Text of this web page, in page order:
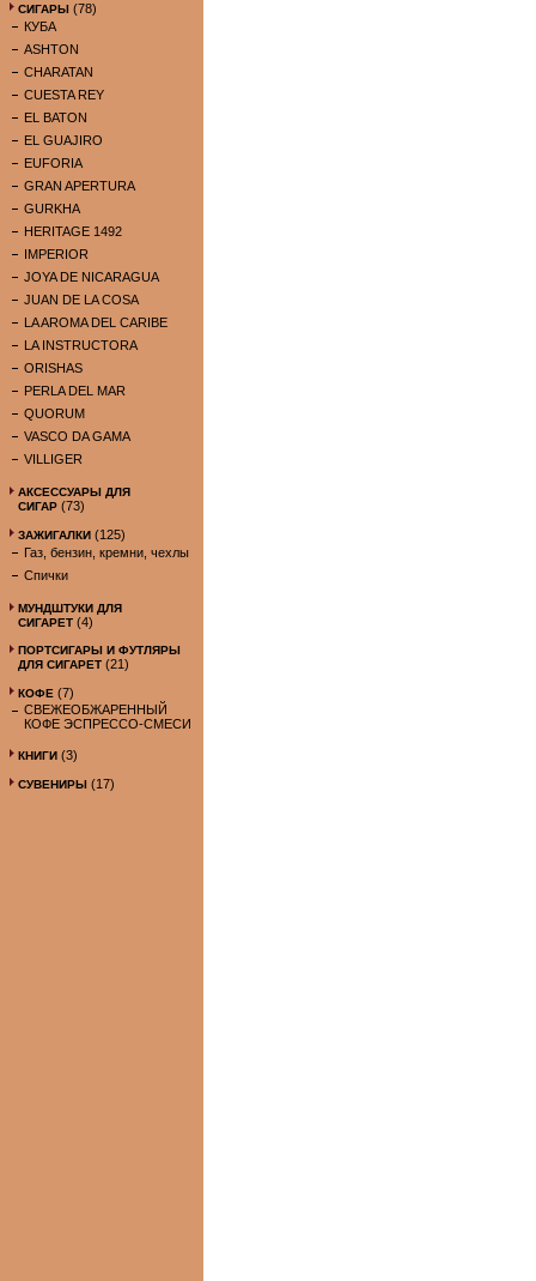
СИГАРЫ (78)
КУБА
ASHTON
CHARATAN
CUESTA REY
EL BATON
EL GUAJIRO
EUFORIA
GRAN APERTURA
GURKHA
HERITAGE 1492
IMPERIOR
JOYA DE NICARAGUA
JUAN DE LA COSA
LA AROMA DEL CARIBE
LA INSTRUCTORA
ORISHAS
PERLA DEL MAR
QUORUM
VASCO DA GAMA
VILLIGER
АКСЕССУАРЫ ДЛЯ
СИГАР (73)
ЗАЖИГАЛКИ (125)
Газ, бензин, кремни, чехлы
Спички
МУНДШТУКИ ДЛЯ
СИГАРЕТ (4)
ПОРТСИГАРЫ И ФУТЛЯРЫ
ДЛЯ СИГАРЕТ (21)
КОФЕ (7)
СВЕЖЕОБЖАРЕННЫЙ
КОФЕ ЭСПРЕССО-СМЕСИ
КНИГИ (3)
СУВЕНИРЫ (17)